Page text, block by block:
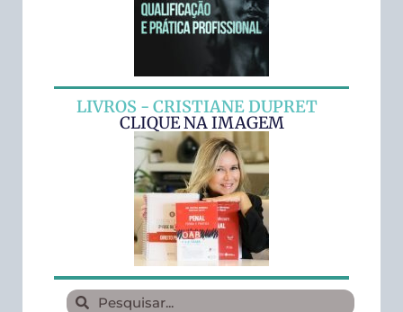
LIVROS - CRISTIANE DUPRET
CLIQUE NA IMAGEM